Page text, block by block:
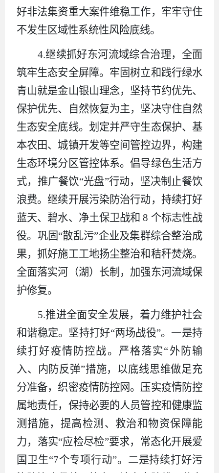
好非法集资重大案件维稳工作，牢牢守住
不发生区域性系统性风险底线。
4.继续抓好东河流域综合治理，全面
筑牢生态安全屏障。 牢固树立和践行绿水
青山就是金山银山理念，坚持节约优先、
保护优先、自然恢复为主，坚决守住自然
生态安全底线。划定并严守生态保护、基
本农田、城镇开发等空间管控边界，构建
生态环境分区管控体系。倡导绿色生活方
式，推广餐饮“光盘”行动，坚决制止餐饮
浪费。继续开展污染防治行动，持续打好
蓝天、碧水、净土保卫战和8 个标志性战
役。巩固 “散乱污”企业及集群综合整治成
果，抓好施工工地扬尘整治和秸秆焚烧。
全面落实河（湖）长制，加强东河流域保
护修复。
5.推进全面安全发展，着力维护社会
和谐稳定。坚持打好“两场战役”。一是持
续打好疫情防控战。严格落实“外防输
入、内防反弹”措施，以底线思维做足充
分准备，织密疫情防控网。压实疫情防控
属地责任，保持必要的人员管控和健康监
测措施，提高检测、救治和物资保障能
力，落实“应检尽检”要求，常态化开展爱
国卫生“7个专项行动”。二是持续打好污